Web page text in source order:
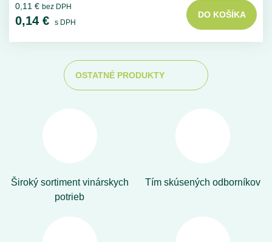
0,11 € bez DPH
0,14 € s DPH
DO KOŠÍKA
OSTATNÉ PRODUKTY
Široký sortiment vinárskych
potrieb
Tím skúsených odborníkov